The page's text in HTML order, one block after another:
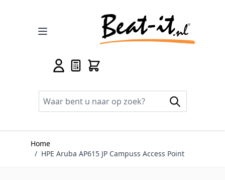
Home
/ HPE Aruba AP615 JP Campuss Access Point